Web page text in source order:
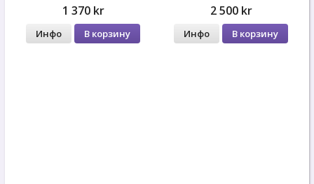
1 370 kr
Инфо В корзину
2 500 kr
Инфо В корзину